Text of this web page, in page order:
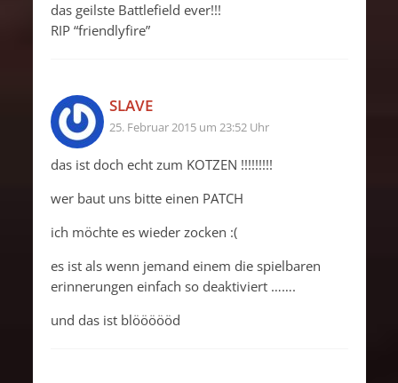
das geilste Battlefield ever!!!
RIP “friendlyfire”
SLAVE
25. Februar 2015 um 23:52 Uhr
das ist doch echt zum KOTZEN !!!!!!!!!
wer baut uns bitte einen PATCH
ich möchte es wieder zocken :(
es ist als wenn jemand einem die spielbaren
erinnerungen einfach so deaktiviert …….
und das ist blöööööd